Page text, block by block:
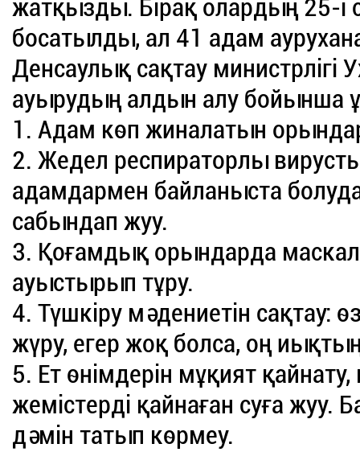
жатқызды. Бірақ олардың 25-
босатылды, ал 41 адам
Денсаулық сақтау
ауырудың алдын алу бойынша
1. Адам көп жиналатын
2. Жедел респираторлы
адамдармен байланыста
сабындап жуу.
3. Қоғамдық орындарда
ауыстырып тұру.
4. Түшкіру мәдениетін сақтау:
жүру, егер жоқ болса, оң иықтың
5. Ет өнімдерін мұқият
жемістерді қайнаған суға жуу.
дәмін татып көрмеу.